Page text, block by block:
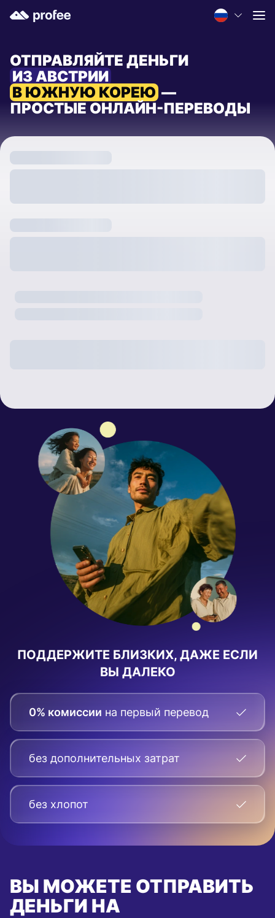
ОТПРАВЛЯЙТЕ ДЕНЬГИ
ИЗ АВСТРИИ
В ЮЖНУЮ КОРЕЮ —
ПРОСТЫЕ ОНЛАЙН-ПЕРЕВОДЫ
ПОДДЕРЖИТЕ БЛИЗКИХ, ДАЖЕ ЕСЛИ
ВЫ ДАЛЕКО
0% комиссии на первый перевод
без дополнительных затрат
без хлопот
ВЫ МОЖЕТЕ ОТПРАВИТЬ
ДЕНЬГИ НА